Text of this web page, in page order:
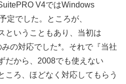
V4ではWindows
定でした。ところが、
ということもあり、当初は
の対応でした*。それで『当社
だから、2008でも使えない
ころ、ほどなく対応してもらう